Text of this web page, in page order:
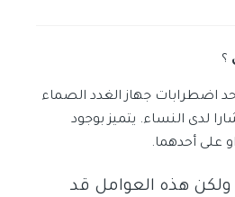
؟
اضطرابات جهاز الغدد الصماء
لدى النساء. يتميز بوجود
على أحدهما.
ولكن هذه العوامل قد